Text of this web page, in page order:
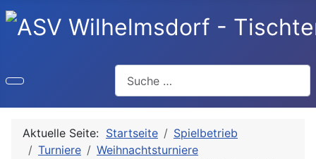
Aktuelle Seite: Startseite
Spielbetrieb
Turniere
Weihnachtsturniere